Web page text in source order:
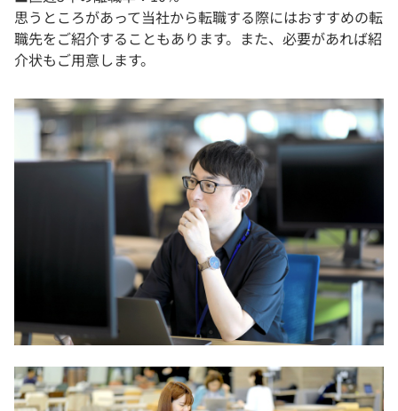
思うところがあって当社から転職する際にはおすすめの転
職先をご紹介することもあります。また、必要があれば紹
介状もご用意します。